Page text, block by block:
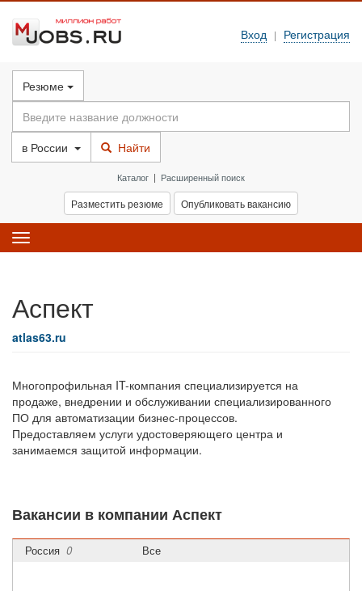
Вход | Регистрация
Резюме
в России Найти
Каталог | Расширенный поиск
Разместить резюме Опубликовать вакансию
Toggle
navigation
Аспект
atlas63.ru
Многопрофильная IT-компания специализируется на
продаже, внедрении и обслуживании специализированного
ПО для автоматизации бизнес-процессов.
Предоставляем услуги удостоверяющего центра и
занимаемся защитой информации.
Вакансии в компании Аспект
Россия 0 Все